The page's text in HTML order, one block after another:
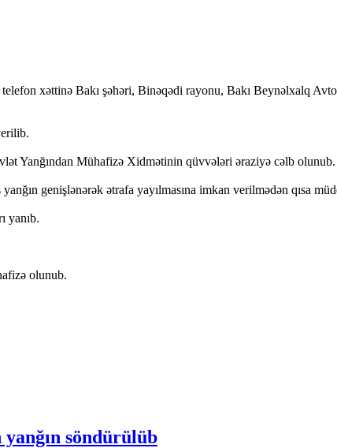
xəttinə Bakı şəhəri, Binəqədi rayonu, Bakı Beynəlxalq
Yanğından Mühafizə Xidmətinin qüvvələri əraziyə cəlb olunub.
genişlənərək ətrafa yayılmasına imkan verilmədən qısa
yanıb.
olunub.
yanğın söndürülüb